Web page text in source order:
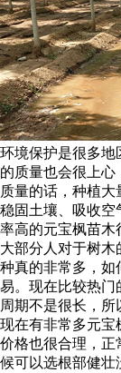
环境保护是很多地
的质量也会很上
质量的话，种植
稳固土壤、吸收空
率高的元宝枫苗木
大部分人对于树
种真的非常多，如
易。现在比较热门
周期不是很长，所
现在有非常多元宝
价格也很合理，正
候可以选根部健壮